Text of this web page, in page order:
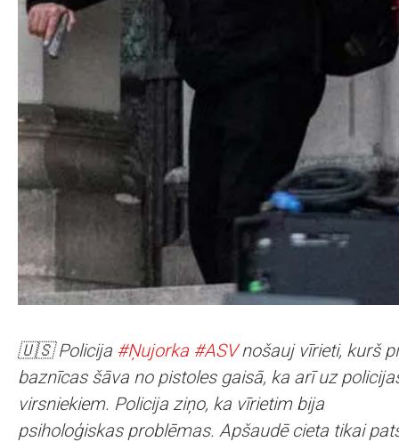
🇺🇸 Policija #Ņujorka #ASVnošauj vīrieti, kurš
baznīcas šāva no pistoles gaisā, ka arī uz
virsniekiem. Policija ziņo, ka vīrietim bija
psiholoģiskas problēmas. Apšaudē cieta tikai